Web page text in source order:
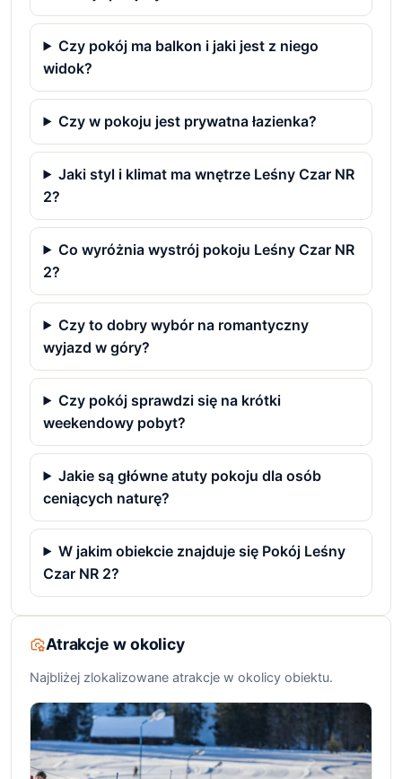
Czy pokój ma balkon i jaki jest z niego
widok?
Czy w pokoju jest prywatna łazienka?
Jaki styl i klimat ma wnętrze Leśny Czar NR
2?
Co wyróżnia wystrój pokoju Leśny Czar NR
2?
Czy to dobry wybór na romantyczny
wyjazd w góry?
Czy pokój sprawdzi się na krótki
weekendowy pobyt?
Jakie są główne atuty pokoju dla osób
ceniących naturę?
W jakim obiekcie znajduje się Pokój Leśny
Czar NR 2?
Atrakcje w okolicy
Najbliżej zlokalizowane atrakcje w okolicy obiektu.